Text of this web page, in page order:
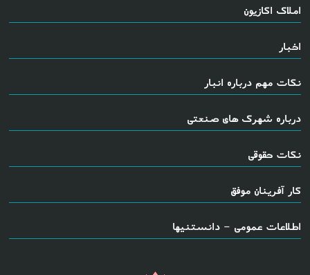
املاک اکازیون
اخبار
نکات مهم درباره انبار
درباره شهرک های صنعتی
نکات حقوقی
کار آفرینان موفق
اطلاعات عمومی - دانستنیها